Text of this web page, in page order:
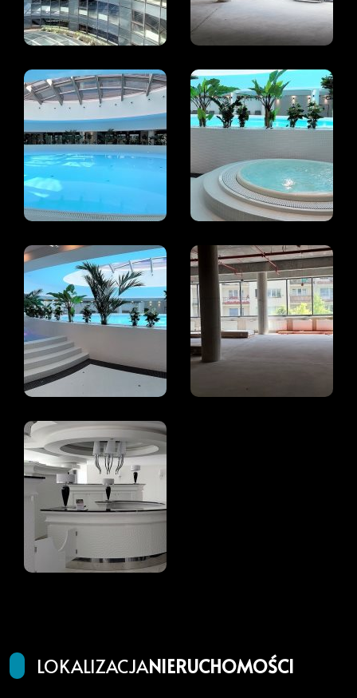
LOKALIZACJANIERUCHOMOŚCI